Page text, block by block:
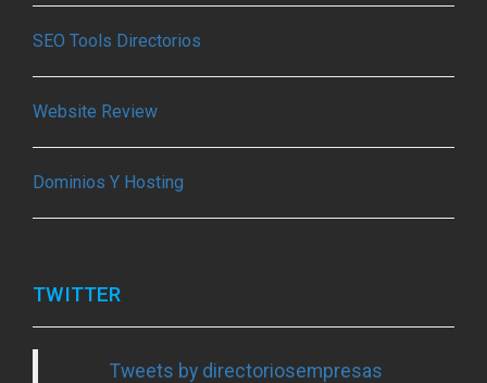
SEO Tools Directorios
Website Review
Dominios Y Hosting
TWITTER
Tweets by directoriosempresas